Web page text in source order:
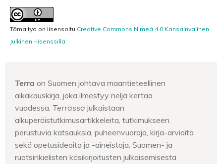
Tämä työ on lisensoitu Creative Commons Nimeä 4.0 Kansainvälinen
Julkinen -lisenssillä.
Terra on Suomen johtava maantieteellinen
aikakauskirja, joka ilmestyy neljä kertaa
vuodessa. Terrassa julkaistaan
alkuperäistutkimusartikkeleita, tutkimukseen
perustuvia katsauksia, puheenvuoroja, kirja-arvioita
sekä opetusideoita ja -aineistoja. Suomen- ja
ruotsinkielisten käsikirjoitusten julkaisemisesta